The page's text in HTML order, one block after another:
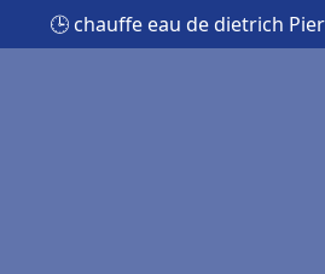
🕒 chauffe eau de dietrich